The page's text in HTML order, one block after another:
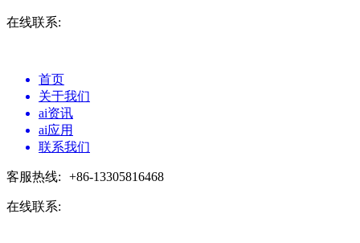
在线联系:
首页
关于我们
ai资讯
ai应用
联系我们
客服热线: +86-13305816468
在线联系: